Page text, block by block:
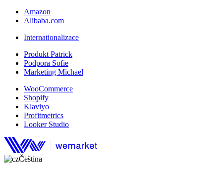
Amazon
Alibaba.com
Internationalizace
Produkt Patrick
Podpora Sofie
Marketing Michael
WooCommerce
Shopify
Klaviyo
Profitmetrics
Looker Studio
Čeština